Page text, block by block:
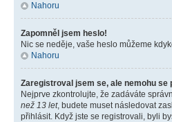
Nahoru
Zapomněl jsem heslo!
Nic se neděje, vaše heslo můžeme
Nahoru
Zaregistroval jsem se, ale nemohu se
Nejprve zkontrolujte, že zadáváte
než 13 let, budete muset následovat
přihlásit. Když jste se registrovali, byli